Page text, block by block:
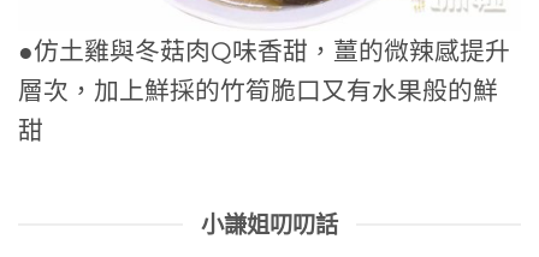
●仿土雞與冬菇肉Q味香甜，薑的微辣感提升
層次，加上鮮採的竹筍脆口又有水果般的鮮
甜
小謙姐叨叨話